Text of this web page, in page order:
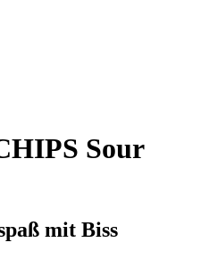
Sour
mit Biss